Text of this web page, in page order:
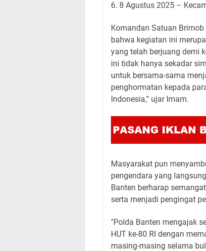
6. 8 Agustus 2025 –
Komandan Satuan
bahwa kegiatan ini
yang telah berjuang demi
ini tidak hanya sekadar
untuk bersama-sama
penghormatan kepada
Indonesia,” ujar Imam.
Masyarakat pun
pengendara yang
Banten berharap
serta menjadi pengingat
"Polda Banten mengajak
HUT ke-80 RI dengan
masing-masing selama